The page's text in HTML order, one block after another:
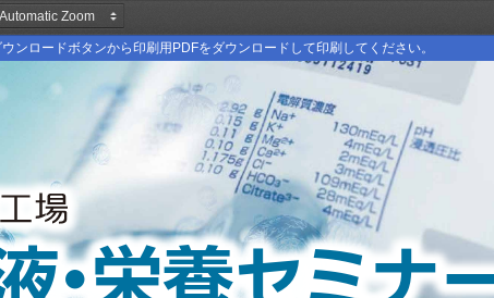
ロードボタンから印刷用PDFをダウンロードして印刷してください。
・栄 養 セ ミ ナ ー